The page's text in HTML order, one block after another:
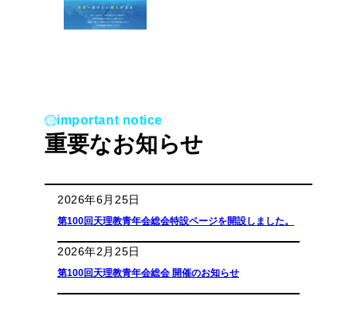
important notice
重要なお知らせ
2026年6月25日
第100回天理教青年会総会特設ページを開設しました。
2026年2月25日
第100回天理教青年会総会 開催のお知らせ